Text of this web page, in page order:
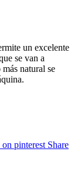
un excelente
se van a
natural se
on pinterest Share